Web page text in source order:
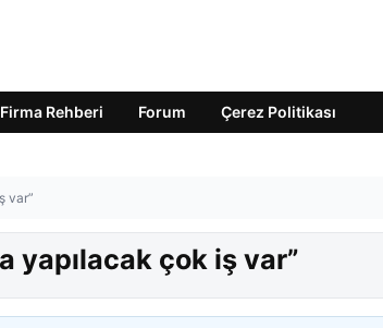
Firma Rehberi Forum Çerez Politikası
var”
yapılacak çok iş var”